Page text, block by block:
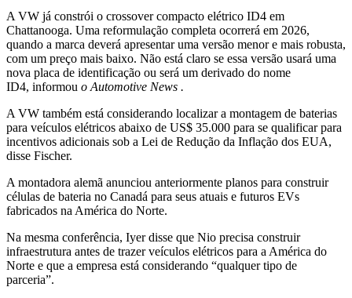
A VW já constrói o crossover compacto elétrico ID4 em
Chattanooga. Uma reformulação completa ocorrerá em 2026,
quando a marca deverá apresentar uma versão menor e mais robusta,
com um preço mais baixo. Não está claro se essa versão usará uma
nova placa de identificação ou será um derivado do nome
ID4, informou o Automotive News .
A VW também está considerando localizar a montagem de baterias
para veículos elétricos abaixo de US$ 35.000 para se qualificar para
incentivos adicionais sob a Lei de Redução da Inflação dos EUA,
disse Fischer.
A montadora alemã anunciou anteriormente planos para construir
células de bateria no Canadá para seus atuais e futuros EVs
fabricados na América do Norte.
Na mesma conferência, Iyer disse que Nio precisa construir
infraestrutura antes de trazer veículos elétricos para a América do
Norte e que a empresa está considerando “qualquer tipo de
parceria”.